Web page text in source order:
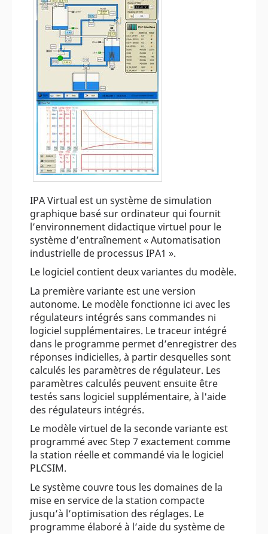
IPA Virtual est un système de simulation
graphique basé sur ordinateur qui fournit
l’environnement didactique virtuel pour le
système d’entraînement « Automatisation
industrielle de processus IPA1 ».
Le logiciel contient deux variantes du modèle.
La première variante est une version
autonome. Le modèle fonctionne ici avec les
régulateurs intégrés sans commandes ni
logiciel supplémentaires. Le traceur intégré
dans le programme permet d’enregistrer des
réponses indicielles, à partir desquelles sont
calculés les paramètres de régulateur. Les
paramètres calculés peuvent ensuite être
testés sans logiciel supplémentaire, à l'aide
des régulateurs intégrés.
Le modèle virtuel de la seconde variante est
programmé avec Step 7 exactement comme
la station réelle et commandé via le logiciel
PLCSIM.
Le système couvre tous les domaines de la
mise en service de la station compacte
jusqu’à l’optimisation des réglages. Le
programme élaboré à l’aide du système de